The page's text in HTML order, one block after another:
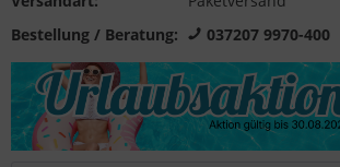
Bestellung / Beratung:
037207 9970-400